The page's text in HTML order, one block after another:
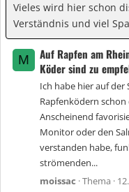
Vieles wird hier schon
Verständnis und viel
M
Auf Rapfen am
Köder sind zu
Ich habe hier auf der
Rapfenködern
Anscheinend
Monitor oder den
verstanden habe,
strömenden...
moissac Thema